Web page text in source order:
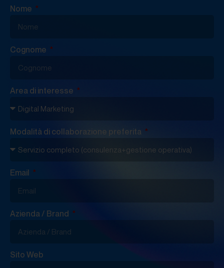
Nome
Cognome
Area di interesse
Modalità di collaborazione preferita
Email
Azienda / Brand
Sito Web